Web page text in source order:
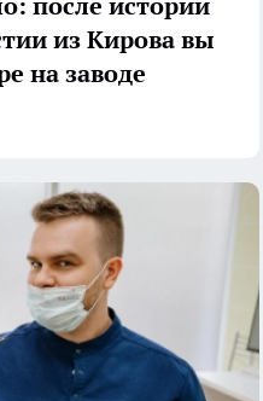
из Кирова вы
на заводе